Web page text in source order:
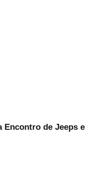
Encontro de Jeeps e